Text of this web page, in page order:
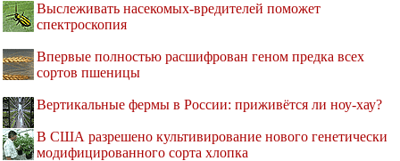
Выслеживать насекомых-вредителей поможет
спектроскопия
Впервые полностью расшифрован геном предка всех
сортов пшеницы
Вертикальные фермы в России: приживётся ли ноу-хау?
В США разрешено культивирование нового генетически
модифицированного сорта хлопка